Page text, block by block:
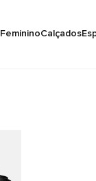
FemininoCalçados